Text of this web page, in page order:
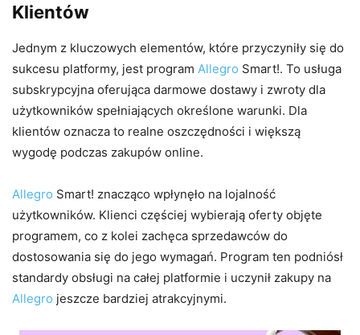
Klientów
Jednym z kluczowych elementów, które przyczyniły się do
sukcesu platformy, jest program Allegro Smart!. To usługa
subskrypcyjna oferująca darmowe dostawy i zwroty dla
użytkowników spełniających określone warunki. Dla
klientów oznacza to realne oszczędności i większą
wygodę podczas zakupów online.
Allegro Smart! znacząco wpłynęło na lojalność
użytkowników. Klienci częściej wybierają oferty objęte
programem, co z kolei zachęca sprzedawców do
dostosowania się do jego wymagań. Program ten podniósł
standardy obsługi na całej platformie i uczynił zakupy na
Allegro jeszcze bardziej atrakcyjnymi.